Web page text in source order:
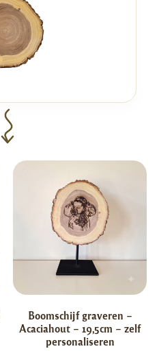
Boomschijf graveren –
Acaciahout – 19,5cm – zelf
personaliseren